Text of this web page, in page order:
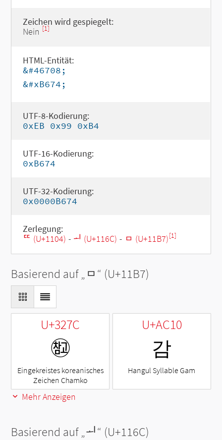
Zeichen wird gespiegelt:
Nein [1]
HTML-Entität:
&#46708;
&#xB674;
UTF-8-Kodierung:
0xEB 0x99 0xB4
UTF-16-Kodierung:
0xB674
UTF-32-Kodierung:
0x0000B674
Zerlegung:
ᄄ (U+1104) - ᅬ (U+116C) - ᆷ (U+11B7)[1]
Basierend auf „ᆷ“ (U+11B7)
U+327C
㉼
Eingekreistes koreanisches
Zeichen Chamko
U+AC10
감
Hangul Syllable Gam
Mehr Anzeigen
Basierend auf „ᅬ“ (U+116C)